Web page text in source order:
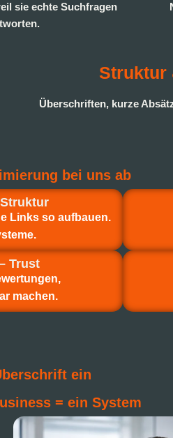
sie echte Suchfragen
Struktur
Überschriften, kurze
bei uns ab
Links so aufbauen.
Trust
machen.
ein
= ein System